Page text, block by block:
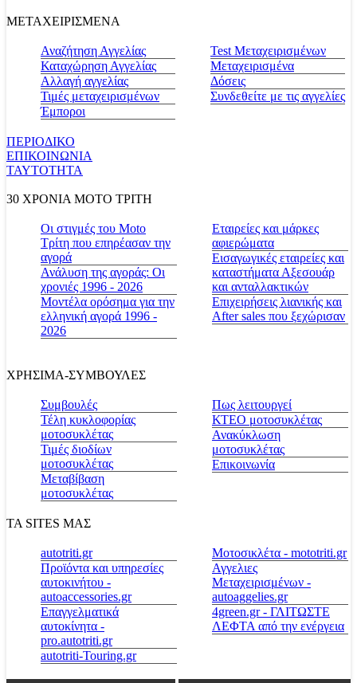
ΜΕΤΑΧΕΙΡΙΣΜΕΝΑ
Αναζήτηση Αγγελίας
Καταχώρηση Αγγελίας
Αλλαγή αγγελίας
Τιμές μεταχειρισμένων
Έμποροι
Test Μεταχειρισμένων
Μεταχειρισμένα
Δόσεις
Συνδεθείτε με τις αγγελίες
ΠΕΡΙΟΔΙΚΟ
ΕΠΙΚΟΙΝΩΝΙΑ
ΤΑΥΤΟΤΗΤΑ
30 ΧΡΟΝΙΑ MOTO ΤΡΙΤΗ
Οι στιγμές του Moto
Τρίτη που επηρέασαν την
αγορά
Ανάλυση της αγοράς: Οι
χρονιές 1996 - 2026
Μοντέλα ορόσημα για την
ελληνική αγορά 1996 -
2026
Εταιρείες και μάρκες
αφιερώματα
Εισαγωγικές εταιρείες και
καταστήματα Αξεσουάρ
και ανταλλακτικών
Επιχειρήσεις λιανικής και
After sales που ξεχώρισαν
ΧΡΗΣΙΜΑ-ΣΥΜΒΟΥΛΕΣ
Συμβουλές
Τέλη κυκλοφορίας
μοτοσυκλέτας
Τιμές διοδίων
μοτοσυκλέτας
Μεταβίβαση
μοτοσυκλέτας
Πως λειτουργεί
ΚΤΕΟ μοτοσυκλέτας
Ανακύκλωση
μοτοσυκλέτας
Επικοινωνία
ΤΑ SITES ΜΑΣ
autotriti.gr
Προϊόντα και υπηρεσίες
αυτοκινήτου -
autoaccessories.gr
Επαγγελματικά
αυτοκίνητα -
pro.autotriti.gr
autotriti-Touring.gr
Μοτοσικλέτα - mototriti.gr
Αγγελιες
Μεταχειρισμένων -
autoaggelies.gr
4green.gr - ΓΛΙΤΩΣΤΕ
ΛΕΦΤΑ από την ενέργεια